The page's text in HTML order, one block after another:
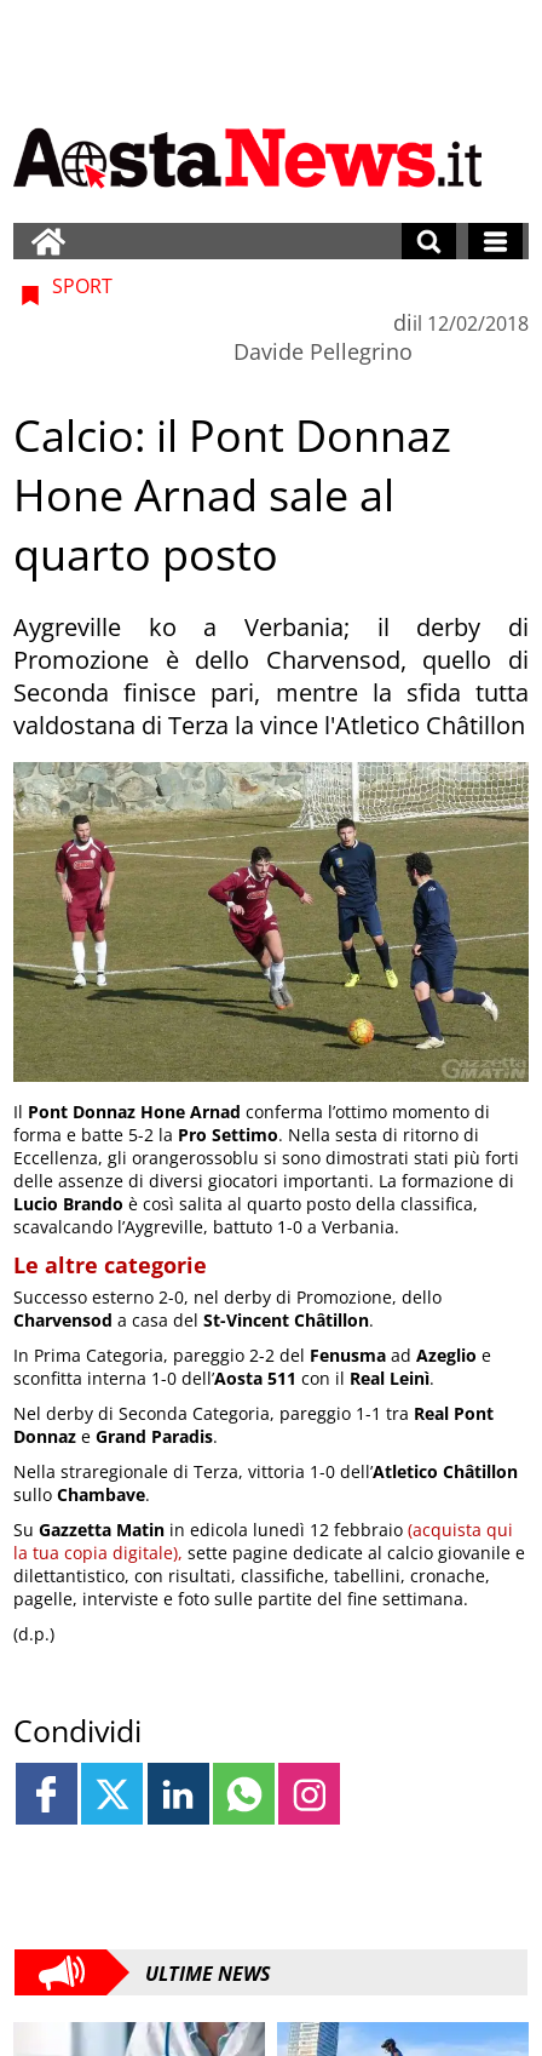
SPORT
di
Davide Pellegrino
il 12/02/2018
Calcio: il Pont Donnaz
Hone Arnad sale al
quarto posto
Aygreville ko a Verbania; il derby di
Promozione è dello Charvensod, quello di
Seconda finisce pari, mentre la sfida tutta
valdostana di Terza la vince l'Atletico Châtillon
Il Pont Donnaz Hone Arnad conferma l’ottimo momento di
forma e batte 5-2 la Pro Settimo. Nella sesta di ritorno di
Eccellenza, gli orangerossoblu si sono dimostrati stati più forti
delle assenze di diversi giocatori importanti. La formazione di
Lucio Brando è così salita al quarto posto della classifica,
scavalcando l’Aygreville, battuto 1-0 a Verbania.
Le altre categorie
Successo esterno 2-0, nel derby di Promozione, dello
Charvensod a casa delSt-Vincent Châtillon.
In Prima Categoria, pareggio 2-2 del Fenusma adAzeglio e
sconfitta interna 1-0 dell’Aosta 511 con il Real Leinì.
Nel derby di Seconda Categoria, pareggio 1-1 tra Real Pont
Donnaz eGrand Paradis.
Nella straregionale di Terza, vittoria 1-0 dell’Atletico Châtillon
sulloChambave.
SuGazzetta Matin in edicola lunedì 12 febbraio(acquista qui
la tua copia digitale), sette pagine dedicate al calcio giovanile e
dilettantistico, con risultati, classifiche, tabellini, cronache,
pagelle, interviste e foto sulle partite del fine settimana.
(d.p.)
Condividi
ULTIME NEWS